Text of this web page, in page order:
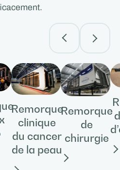
Remorque
clinique
du cancer
de la peau
Remorque
de
chirurgie